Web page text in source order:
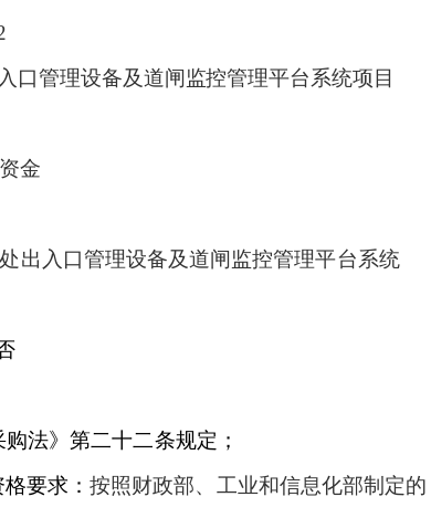
口管理设备及道闸监控管理平台系统项目
金
出入口管理设备及道闸监控管理平台系统
法》第二十二条规定；
格要求：按照财政部、工业和信息化部制定